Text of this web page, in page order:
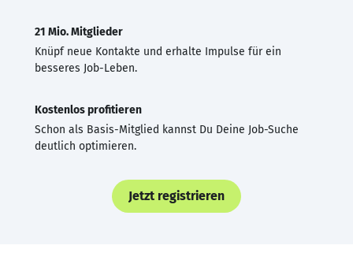
21 Mio. Mitglieder
Knüpf neue Kontakte und erhalte Impulse für ein
besseres Job-Leben.
Kostenlos profitieren
Schon als Basis-Mitglied kannst Du Deine Job-Suche
deutlich optimieren.
Jetzt registrieren